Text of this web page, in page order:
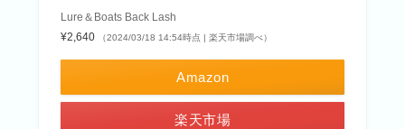
Lure＆Boats Back Lash
¥2,640
（2024/03/18 14:54時点 | 楽天市場調べ）
Amazon
楽天市場